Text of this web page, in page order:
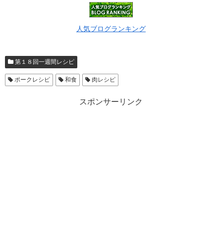
人気ブログランキング
第１８回一週間レシピ
ポークレシピ 和食 肉レシピ
スポンサーリンク